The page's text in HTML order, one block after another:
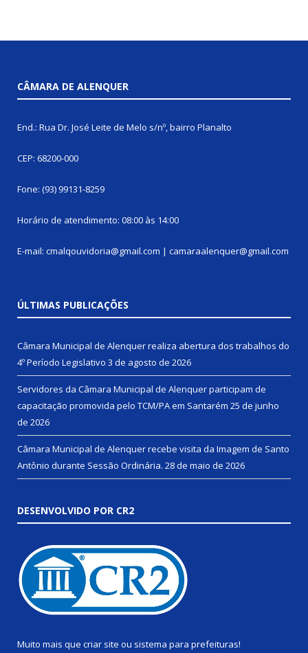
CÂMARA DE ALENQUER
End.: Rua Dr. José Leite de Melo s/nº, bairro Planalto
CEP: 68200-000
Fone: (93) 99131-8259
Horário de atendimento: 08:00 às 14:00
E-mail: cmalqouvidoria@gmail.com | camaraalenquer@gmail.com
ÚLTIMAS PUBLICAÇÕES
Câmara Municipal de Alenquer realiza abertura dos trabalhos do
4º Período Legislativo 3 de agosto de 2026
Servidores da Câmara Municipal de Alenquer participam de
capacitação promovida pelo TCM/PA em Santarém 25 de junho
de 2026
Câmara Municipal de Alenquer recebe visita da Imagem de Santo
Antônio durante Sessão Ordinária. 28 de maio de 2026
DESENVOLVIDO POR CR2
Muito mais que criar site ou sistema para prefeituras!